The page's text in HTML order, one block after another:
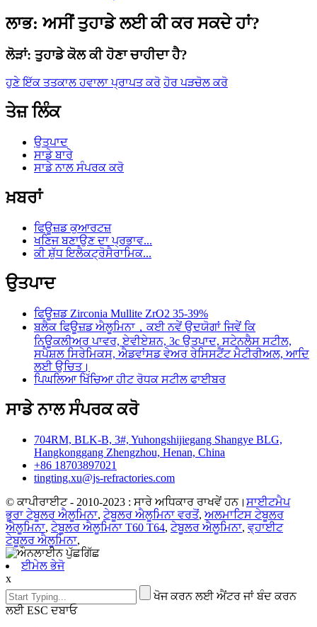
ਲਾਭ: ਅਸੀਂ ਤੁਹਾਡੇ ਲਈ ਕੀ ਕਰ ਸਕਦੇ ਹਾਂ?
ਲੋੜਾਂ: ਤੁਹਾਡੇ ਕੋਲ ਕੀ ਹੋਣਾ ਚਾਹੀਦਾ ਹੈ?
ਹੁਣੇ ਇੱਕ ਤਤਕਾਲ ਹਵਾਲਾ ਪ੍ਰਾਪਤ ਕਰੋ ਹੋਰ ਪੜਚੋਲ ਕਰੋ
ਤੇਜ਼ ਲਿੰਕ
ਉਤਪਾਦ
ਸਾਡੇ ਬਾਰੇ
ਸਾਡੇ ਨਾਲ ਸੰਪਰਕ ਕਰੋ
ਖ਼ਬਰਾਂ
ਫਿਊਜ਼ਡ ਕੁਆਰਟਜ਼
ਖਣਿਜ ਬਣਾਉਣ ਦਾ ਪ੍ਰਭਾਵ...
ਕੀ ਸ਼ੁੱਧ ਇਲੈਕਟ੍ਰੋਸੈਰਾਮਿਕ...
ਉਤਪਾਦ
ਫਿਊਜ਼ਡ Zirconia Mullite ZrO2 35-39%
ਬਲੈਕ ਫਿਊਜ਼ਡ ਐਲੂਮਿਨਾ，ਕਈ ਨਵੇਂ ਉਦਯੋਗਾਂ ਜਿਵੇਂ ਕਿ
ਨਿਊਕਲੀਅਰ ਪਾਵਰ, ਏਵੀਏਸ਼ਨ, 3c ਉਤਪਾਦ, ਸਟੇਨਲੈਸ ਸਟੀਲ,
ਸਪੈਸ਼ਲ ਸਿਰੇਮਿਕਸ, ਐਡਵਾਂਸਡ ਵੇਅਰ ਰੇਸਿਸਟੈਂਟ ਮੈਟੀਰੀਅਲ, ਆਦਿ
ਲਈ ਉਚਿਤ।
ਪਿਘਲਿਆ ਖਿੱਚਿਆ ਹੀਟ ਰੋਧਕ ਸਟੀਲ ਫਾਈਬਰ
ਸਾਡੇ ਨਾਲ ਸੰਪਰਕ ਕਰੋ
704RM, BLK-B, 3#, Yuhongshijiegang Shangye BLG,
Hangkonggang Zhengzhou, Henan, China
+86 18703897021
tingting.xu@js-refractories.com
© ਕਾਪੀਰਾਈਟ - 2010-2023 : ਸਾਰੇ ਅਧਿਕਾਰ ਰਾਖਵੇਂ ਹਨ। ਸਾਈਟਮੈਪ
ਭੂਰਾ ਟੇਬੂਲਰ ਐਲੂਮਿਨਾ, ਟੇਬੂਲਰ ਐਲੂਮਿਨਾ ਵਰਤੋਂ, ਅਲਮਾਟਿਸ ਟੇਬੂਲਰ
ਐਲੂਮਿਨਾ, ਟੇਬੂਲਰ ਐਲੂਮਿਨਾ T60 T64, ਟੇਬੂਲਰ ਐਲੂਮਿਨਾ, ਵ੍ਹਾਈਟ
ਟੇਬੂਲਰ ਐਲੂਮਿਨਾ,
ਈਮੇਲ ਭੇਜੋ
x
ਖੋਜ ਕਰਨ ਲਈ ਐਂਟਰ ਜਾਂ ਬੰਦ ਕਰਨ
ਲਈ ESC ਦਬਾਓ